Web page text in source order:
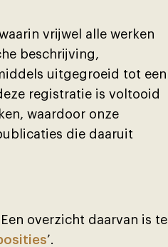
vrĳwel alle werken
beschrĳving,
uitgegroeid tot een
registratie is voltooid
waardoor onze
die daaruit
overzicht daarvan is te
’.